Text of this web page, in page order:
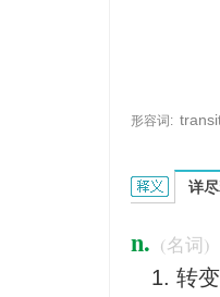
形容词:
transition的
详
n. (名词)
转